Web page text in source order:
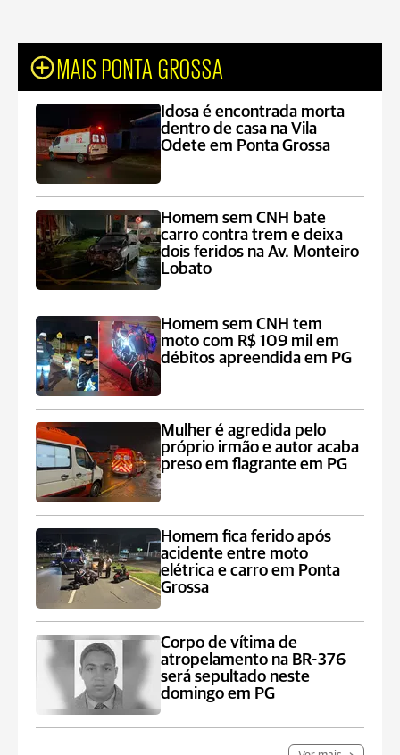
MAIS PONTA GROSSA
Idosa é encontrada morta
dentro de casa na Vila
Odete em Ponta Grossa
Homem sem CNH bate
carro contra trem e deixa
dois feridos na Av. Monteiro
Lobato
Homem sem CNH tem
moto com R$ 109 mil em
débitos apreendida em PG
Mulher é agredida pelo
próprio irmão e autor acaba
preso em flagrante em PG
Homem fica ferido após
acidente entre moto
elétrica e carro em Ponta
Grossa
Corpo de vítima de
atropelamento na BR-376
será sepultado neste
domingo em PG